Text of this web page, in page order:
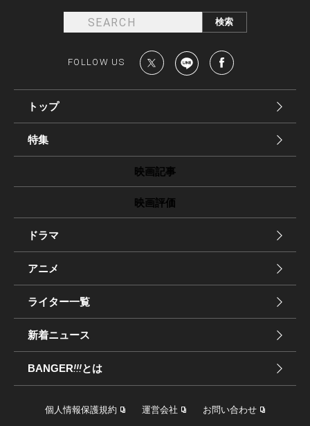
FOLLOW US
トップ
特集
映画記事
映画評価
ドラマ
アニメ
ライター一覧
新着ニュース
BANGER!!!とは
個人情報保護規約 運営会社 お問い合わせ